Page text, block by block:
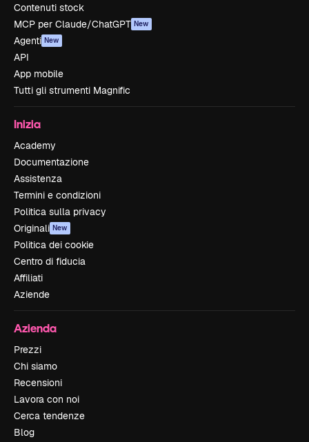
Contenuti stock
MCP per Claude/ChatGPT New
Agenti New
API
App mobile
Tutti gli strumenti Magnific
Inizia
Academy
Documentazione
Assistenza
Termini e condizioni
Politica sulla privacy
Originali New
Politica dei cookie
Centro di fiducia
Affiliati
Aziende
Azienda
Prezzi
Chi siamo
Recensioni
Lavora con noi
Cerca tendenze
Blog